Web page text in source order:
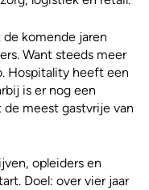
komende jaren
Want steeds meer
Hospitality heeft een
is er nog een
meest gastvrije van
opleiders en
Doel: over vier jaar